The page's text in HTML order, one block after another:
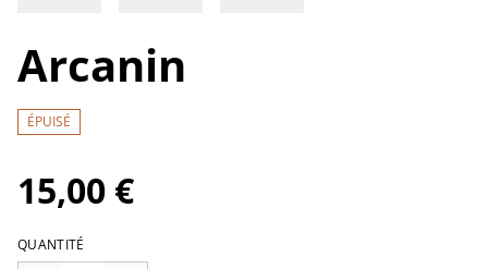
Arcanin
ÉPUISÉ
15,00 €
QUANTITÉ